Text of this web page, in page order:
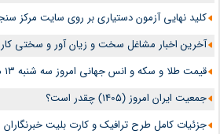
کلید نهایی آزمون دستیاری بر روی سایت
آخرین اخبار مشاغل سخت و زیان آور و سختی کار
قیمت طلا و سکه و انس جهانی امروز سه شنبه ۱۳ مرداد ۱۴۰۵
جمعیت ایران امروز (1405) چقدر است؟
جزئیات کامل طرح ترافیک و کارت بلیت خبرنگاران